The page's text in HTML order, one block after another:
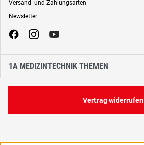
Versand- und Zahlungsarten
Newsletter
1A MEDIZINTECHNIK THEMEN
Vertrag widerrufen